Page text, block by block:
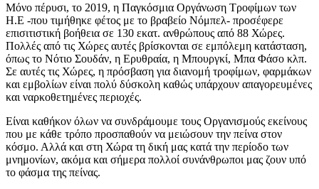
Μόνο πέρυσι, το 2019, η Παγκόσμια Οργάνωση Τροφίμων των
Η.Ε -που τιμήθηκε φέτος με το βραβείο Νόμπελ- προσέφερε
επισιτιστική βοήθεια σε 130 εκατ. ανθρώπους από 88 Χώρες.
Πολλές από τις Χώρες αυτές βρίσκονται σε εμπόλεμη κατάσταση,
όπως το Νότιο Σουδάν, η Ερυθραία, η Μπουργκί, Μπα Φάσο κλπ.
Σε αυτές τις Χώρες, η πρόσβαση για διανομή τροφίμων, φαρμάκων
και εμβολίων είναι πολύ δύσκολη καθώς υπάρχουν απαγορευμένες
και ναρκοθετημένες περιοχές.
Είναι καθήκον όλων να συνδράμουμε τους Οργανισμούς εκείνους
που με κάθε τρόπο προσπαθούν να μειώσουν την πείνα στον
κόσμο. Αλλά και στη Χώρα τη δική μας κατά την περίοδο των
μνημονίων, ακόμα και σήμερα πολλοί συνάνθρωποι μας ζουν υπό
το φάσμα της πείνας.